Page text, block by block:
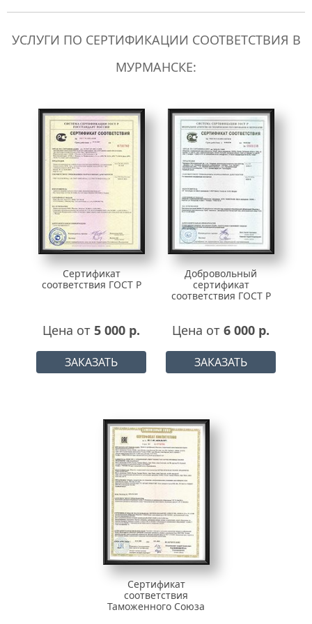
УСЛУГИ ПО СЕРТИФИКАЦИИ СООТВЕТСТВИЯ В
МУРМАНСКЕ:
Сертификат
соответствия ГОСТ Р
Цена от 5 000 р.
ЗАКАЗАТЬ
Добровольный
сертификат
соответствия ГОСТ Р
Цена от 6 000 р.
ЗАКАЗАТЬ
Сертификат
соответствия
Таможенного Союза